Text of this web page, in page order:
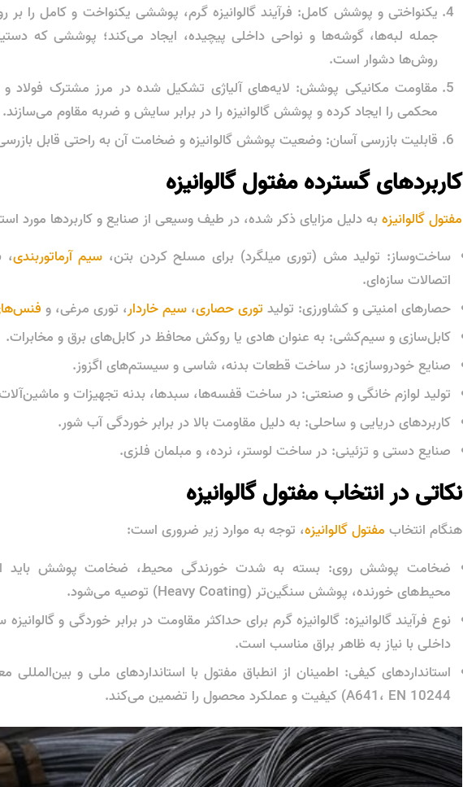
یکنواختی و پوشش کامل: فرآیند گالوانیزه گرم، پوششی یکنواخت و کامل را بر
جمله لبه‌ها، گوشه‌ها و نواحی داخلی پیچیده، ایجاد می‌کند؛ پوششی که
روش‌ها دشوار است.
مقاومت مکانیکی پوشش: لایه‌های آلیاژی تشکیل شده در مرز مشترک فولاد و
محکمی را ایجاد کرده و پوشش گالوانیزه را در برابر سایش و ضربه مقاوم می‌سازند.
قابلیت بازرسی آسان: وضعیت پوشش گالوانیزه و ضخامت آن به راحتی قابل
کاربردهای گسترده مفتول گالوانیزه
مفتول گالوانیزه به دلیل مزایای ذکر شده، در طیف وسیعی از صنایع و کاربردها مورد
ساخت‌وساز: تولید مش (توری میلگرد) برای مسلح کردن بتن، سیم آرماتوربندی
اتصالات سازه‌ای.
حصارهای امنیتی و کشاورزی: تولید توری حصاری، سیم خاردار، توری مرغی، و
کابل‌سازی و سیم‌کشی: به عنوان هادی یا روکش محافظ در کابل‌های برق و مخابرات.
صنایع خودروسازی: در ساخت قطعات بدنه، شاسی و سیستم‌های اگزوز.
تولید لوازم خانگی و صنعتی: در ساخت قفسه‌ها، سبدها، بدنه تجهیزات و
کاربردهای دریایی و ساحلی: به دلیل مقاومت بالا در برابر خوردگی آب شور.
صنایع دستی و تزئینی: در ساخت لوستر، نرده، و مبلمان فلزی.
نکاتی در انتخاب مفتول گالوانیزه
هنگام انتخاب مفتول گالوانیزه، توجه به موارد زیر ضروری است:
ضخامت پوشش روی: بسته به شدت خورندگی محیط، ضخامت پوشش باید
محیط‌های خورنده، پوشش سنگین‌تر (Heavy Coating) توصیه می‌شود.
نوع فرآیند گالوانیزه: گالوانیزه گرم برای حداکثر مقاومت در برابر خوردگی و
داخلی با نیاز به ظاهر براق مناسب است.
A641، EN 10244) کیفیت و عملکرد محصول را تضمین می‌کند.